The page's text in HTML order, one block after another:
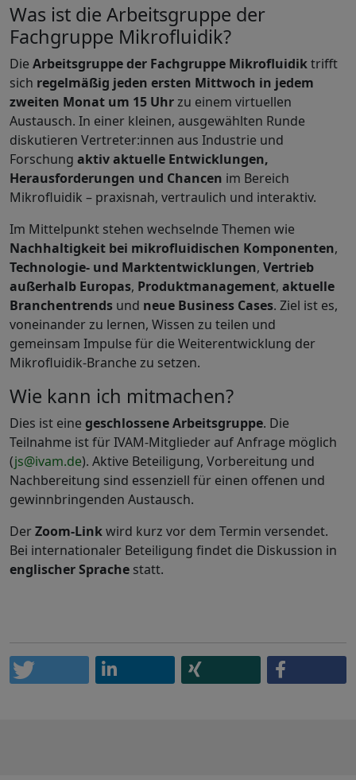
Was ist die Arbeitsgruppe der
Fachgruppe Mikrofluidik?
Die Arbeitsgruppe der Fachgruppe Mikrofluidiktrifft
sich regelmäßig jeden ersten Mittwoch in jedem
zweiten Monat um 15 Uhrzu einem virtuellen
Austausch. In einer kleinen, ausgewählten Runde
diskutieren Vertreter:innen aus Industrie und
Forschung aktiv aktuelle Entwicklungen,
Herausforderungen und Chancen im Bereich
Mikrofluidik – praxisnah, vertraulich und interaktiv.
Im Mittelpunkt stehen wechselnde Themen wie
Nachhaltigkeit bei mikrofluidischen Komponenten,
Technologie- und Marktentwicklungen, Vertrieb
außerhalb Europas, Produktmanagement, aktuelle
Branchentrends und neue Business Cases. Ziel ist es,
voneinander zu lernen, Wissen zu teilen und
gemeinsam Impulse für die Weiterentwicklung der
Mikrofluidik-Branche zu setzen.
Wie kann ich mitmachen?
Dies ist eine geschlossene Arbeitsgruppe. Die
Teilnahme ist für IVAM-Mitglieder auf Anfrage möglich
(js@ivam.de). Aktive Beteiligung, Vorbereitung und
Nachbereitung sind essenziell für einen offenen und
gewinnbringenden Austausch.
DerZoom-Linkwird kurz vor dem Termin versendet.
Bei internationaler Beteiligung findet die Diskussion in
englischer Sprache statt.